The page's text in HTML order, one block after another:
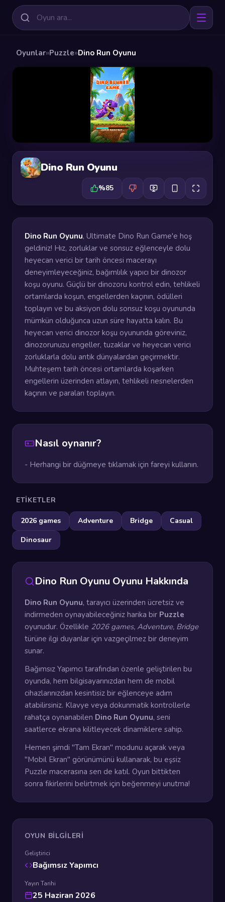
Oyunlar»Puzzle»Dino Run Oyunu
Dino Run Oyunu
%85
Dino Run Oyunu, Ultimate Dino Run Game'e hoş
geldiniz! Hız, zorluklar ve sonsuz eğlenceyle dolu
heyecan verici bir tarih öncesi macerayı
deneyimleyeceğiniz, bağımlılık yapıcı bir dinozor
koşu oyunu. Güçlü bir dinozoru kontrol edin, tehlikeli
ortamlarda koşun, engellerden kaçının, ödülleri
toplayın ve bu aksiyon dolu sonsuz koşu oyununda
mümkün olduğunca uzun süre hayatta kalın. Bu
heyecan verici dinozor koşu oyununda göreviniz,
dinozorunuzu engeller, tuzaklar ve heyecan verici
zorluklarla dolu antik dünyalardan geçirmektir.
Muhteşem tarih öncesi ortamlarda koşarken
engellerin üzerinden atlayın, tehlikeli nesnelerden
kaçının ve paraları toplayın.
Nasıl oynanır?
- Herhangi bir düğmeye tıklamak için fareyi kullanın.
ETIKETLER
2026 games Adventure Bridge
Casual
Dinosaur
Dino Run Oyunu Oyunu Hakkında
Dino Run Oyunu, tarayıcı üzerinden ücretsiz ve
indirmeden oynayabileceğiniz harika bir Puzzle
oyunudur. Özellikle 2026 games, Adventure, Bridge
türüne ilgi duyanlar için vazgeçilmez bir deneyim
sunar.
Bağımsız Yapımcı tarafından özenle geliştirilen bu
oyunda, hem bilgisayarınızdan hem de mobil
cihazlarınızdan kesintisiz bir eğlenceye adım
atabilirsiniz. Klavye veya dokunmatik kontrollerle
rahatça oynanabilen Dino Run Oyunu, seni
saatlerce ekrana kilitleyecek dinamiklere sahip.
Hemen şimdi "Tam Ekran" modunu açarak veya
"Mobil Ekran" görünümünü kullanarak, bu eşsiz
Puzzle macerasına sen de katıl. Oyun bittikten
sonra fikirlerini belirtmek için beğenmeyi unutma!
OYUN BILGILERI
Geliştirici
Bağımsız Yapımcı
Yayın Tarihi
25 Haziran 2026